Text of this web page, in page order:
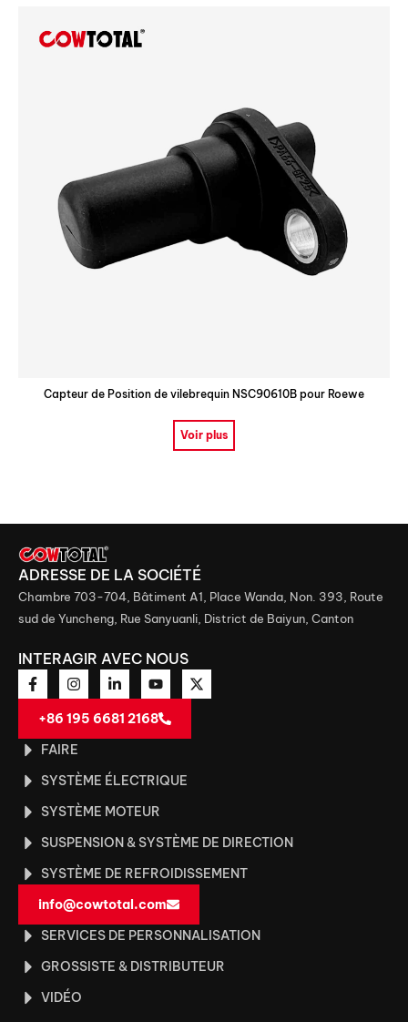
Capteur de Position de vilebrequin NSC90610B pour Roewe
Voir plus
ADRESSE DE LA SOCIÉTÉ
Chambre 703-704, Bâtiment A1, Place Wanda, Non. 393, Route
sud de Yuncheng, Rue Sanyuanli, District de Baiyun, Canton
INTERAGIR AVEC NOUS
+86 195 6681 2168
FAIRE
SYSTÈME ÉLECTRIQUE
SYSTÈME MOTEUR
SUSPENSION & SYSTÈME DE DIRECTION
SYSTÈME DE REFROIDISSEMENT
info@cowtotal.com
SERVICES DE PERSONNALISATION
GROSSISTE & DISTRIBUTEUR
VIDÉO